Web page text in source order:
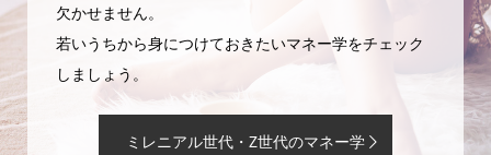
欠かせません。
若いうちから身につけておきたいマネー学をチェック
しましょう。
ミレニアル世代・Z世代のマネー学